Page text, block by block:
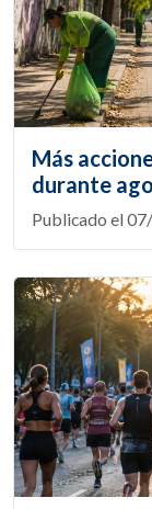
Más
durante
Publicado el